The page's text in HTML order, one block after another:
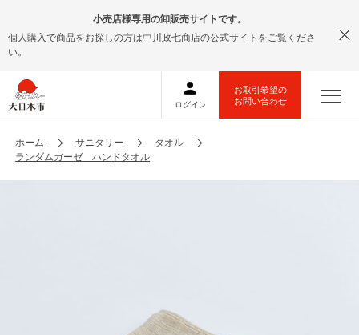
小売店様専用の卸販売サイトです。
個人購入で商品をお探しの方は中川政七商店の公式サイト をご覧くださ
い。
ホーム サニタリー
タオル
ランダムガーゼ ハンドタオル